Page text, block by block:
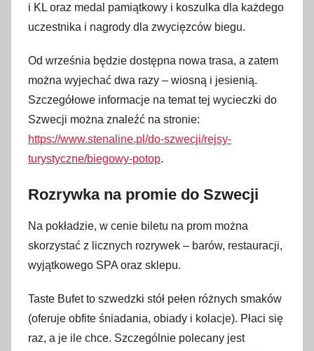
i KL oraz medal pamiątkowy i koszulka dla każdego
uczestnika i nagrody dla zwycięzców biegu.
Od września będzie dostępna nowa trasa, a zatem
można wyjechać dwa razy – wiosną i jesienią.
Szczegółowe informacje na temat tej wycieczki do
Szwecji można znaleźć na stronie:
https://www.stenaline.pl/do-szwecji/rejsy-
turystyczne/biegowy-potop.
Rozrywka na promie do Szwecji
Na pokładzie, w cenie biletu na prom można
skorzystać z licznych rozrywek – barów, restauracji,
wyjątkowego SPA oraz sklepu.
Taste Bufet to szwedzki stół pełen różnych smaków
(oferuje obfite śniadania, obiady i kolacje). Płaci się
raz, a je ile chce. Szczególnie polecany jest